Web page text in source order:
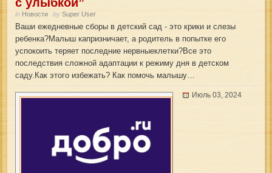
in Новости bySuper User
Ваши ежедневные сборы в детский сад - это крики и слезы
ребенка?Малыш капризничает, а родитель в попытке его
успокоить теряет последние нервныеклетки?Все это
последствия сложной адаптации к режиму дня в детском
саду.Как этого избежать? Как помочь малышу…
Июль 03, 2024